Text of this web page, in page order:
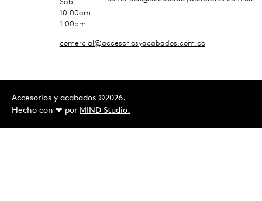
10:00am –
1:00pm
comercial@accesoriosyacabados.com.co
Accesorios y acabados ©2026.
Hecho con ❤︎ por MIND Studio.